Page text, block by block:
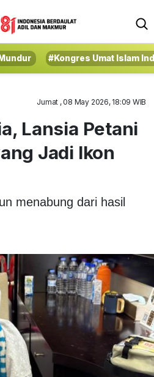
#Kongres Umat Islam
Jumat , 08 May 2026, 18:09 WIB
Lansia Petani
Jadi Ikon
menabung dari hasil